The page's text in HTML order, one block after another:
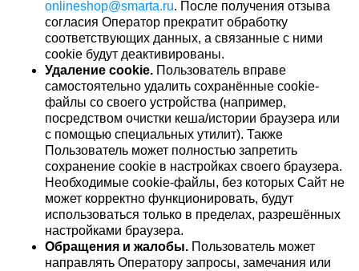
onlineshop@smarta.ru. После получения отзыва
согласия Оператор прекратит обработку
соответствующих данных, а связанные с ними
cookie будут деактивированы.
Удаление cookie. Пользователь вправе
самостоятельно удалить сохранённые cookie-
файлы со своего устройства (например,
посредством очистки кеша/истории браузера или
с помощью специальных утилит). Также
Пользователь может полностью запретить
сохранение cookie в настройках своего браузера.
Необходимые cookie-файлы, без которых Сайт не
может корректно функционировать, будут
использоваться только в пределах, разрешённых
настройками браузера.
Обращения и жалобы. Пользователь может
направлять Оператору запросы, замечания или